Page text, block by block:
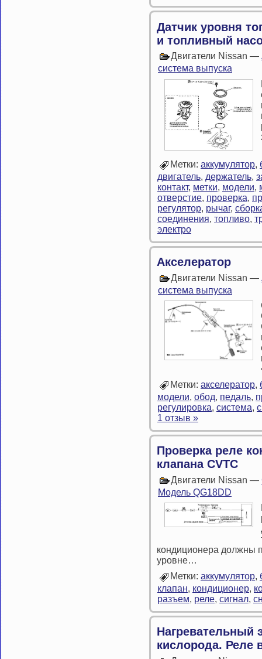
Датчик уровня
и топливный
Двигатели Nissan —
система выпуска
Метки: аккумулятор,
двигатель, держатель,
контакт, метки, модели,
отверстие, проверка,
регулятор, рычаг,
соединения, топливо,
электро
Акселератор
Двигатели Nissan —
система выпуска
Метки: акселератор,
модели, обод, педаль,
регулировка, система,
1 отзыв »
Проверка реле
клапана CVTC
Двигатели Nissan —
Модель QG18DD
кондиционера должны
уровне…
Метки: аккумулятор,
клапан, кондиционер,
разъем, реле, сигнал,
Нагревательный
кислорода. Реле